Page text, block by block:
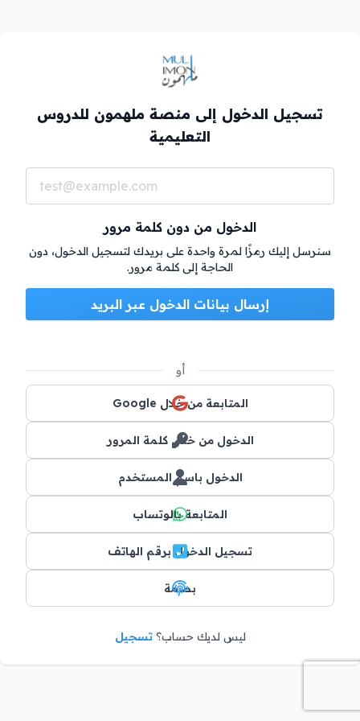
تسجيل الدخول إلى منصة ملهمون للدروس
التعليمية
الدخول من دون كلمة مرور
سنرسل إليك رمزًا لمرة واحدة على بريدك لتسجيل الدخول، دون
الحاجة إلى كلمة مرور.
أو
المتابعة من خلال Google
الدخول من خلال كلمة المرور
الدخول باسم المستخدم
المتابعة بالوتساب
تسجيل الدخول برقم الهاتف
بصمة
ليس لديك حساب؟ تسجيل